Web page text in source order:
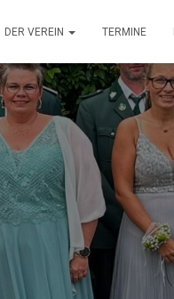
DER VEREIN TERMINE